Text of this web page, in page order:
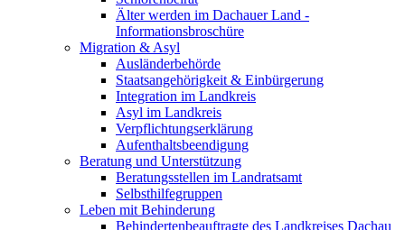
Älter werden im Dachauer Land -
Informationsbroschüre
Migration & Asyl
Ausländerbehörde
Staatsangehörigkeit & Einbürgerung
Integration im Landkreis
Asyl im Landkreis
Verpflichtungserklärung
Aufenthaltsbeendigung
Beratung und Unterstützung
Beratungsstellen im Landratsamt
Selbsthilfegruppen
Leben mit Behinderung
Behindertenbeauftragte des Landkreises Dachau